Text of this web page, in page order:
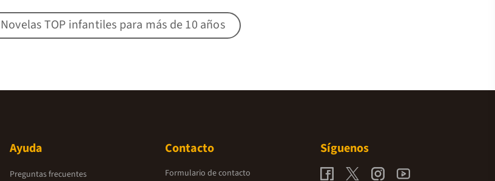
Novelas TOP infantiles para más de 10 años
Ayuda
Preguntas frecuentes
Contacto
Formulario de contacto
Síguenos